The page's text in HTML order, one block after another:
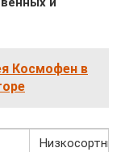
Космофен в
Низкосортные